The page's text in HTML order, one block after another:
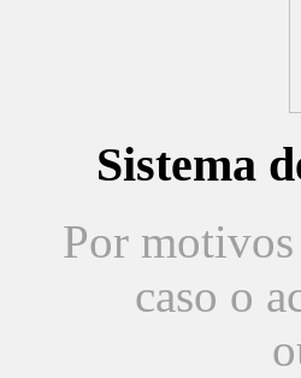
Sistema
Por motivos
caso o